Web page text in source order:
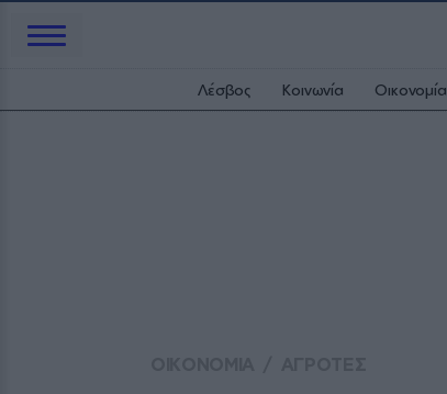
Λέσβος Κοινωνία Οικονομία